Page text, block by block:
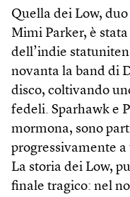
Quella dei Low,
Mimi Parker, è
dell’indie
novanta la band di
disco, coltivando
fedeli. Sparhawk e
mormona, sono
progressivamente
La storia dei Low,
finale tragico: nel